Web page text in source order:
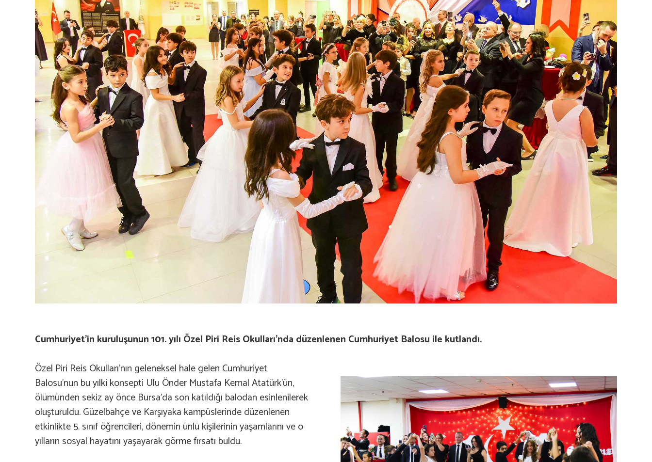
Cumhuriyet’in kuruluşunun 101. yılı Özel Piri Reis Okulları’nda düzenlenen Cumhuriyet Balosu ile kutlandı.
Özel Piri Reis Okulları’nın geleneksel hale gelen Cumhuriyet
Balosu’nun bu yılki konsepti Ulu Önder Mustafa Kemal Atatürk’ün,
ölümünden sekiz ay önce Bursa’da son katıldığı balodan esinlenilerek
oluşturuldu. Güzelbahçe ve Karşıyaka kampüslerinde düzenlenen
etkinlikte 5. sınıf öğrencileri, dönemin ünlü kişilerinin yaşamlarını ve o
yılların sosyal hayatını yaşayarak görme fırsatı buldu.